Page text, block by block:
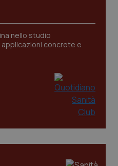
nello studio
concrete e